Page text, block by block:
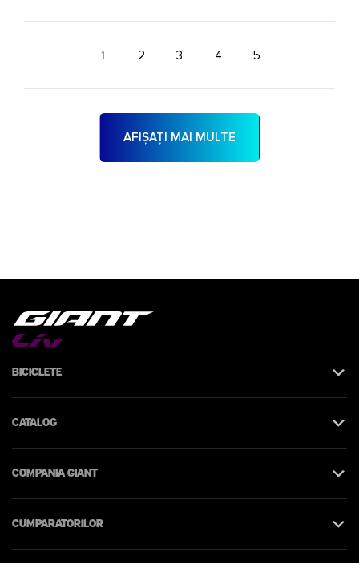
1 2 3 4 5
AFIȘAȚI MAI MULTE
Biciclete
Catalog
Compania Giant
Cumparatorilor